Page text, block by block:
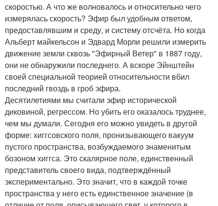
скоростью. А что же волновалось и относительно чего
измерялась скорость? Эфир был удобным ответом,
предоставлявшим и среду, и систему отсчёта. Но когда
Альберт майкельсон и Эдвард Морли решили измерить
движение земли сквозь "Эфирный Ветер" в 1887 году,
они не обнаружили последнего. А вскоре Эйнштейн
своей специальной теорией относительности вбил
последний гвоздь в гроб эфира.
Десятилетиями мы считали эфир исторической
диковиной, регрессом. Но убить его оказалось труднее,
чем мы думали. Сегодня его можно увидеть в другой
форме: хиггсовского поля, пронизывающего вакуум
пустого пространства, возбуждаемого знаменитым
бозоном хиггса. Это скалярное поле, единственный
представитель своего вида, подтверждённый
экспериментально. Это значит, что в каждой точке
пространства у него есть единственное значение (в